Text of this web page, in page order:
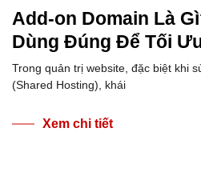
Add-on Domain Là
Dùng Đúng Để Tối
Trong quản trị website, đặc biệt khi
(Shared Hosting), khái
Xem chi tiết